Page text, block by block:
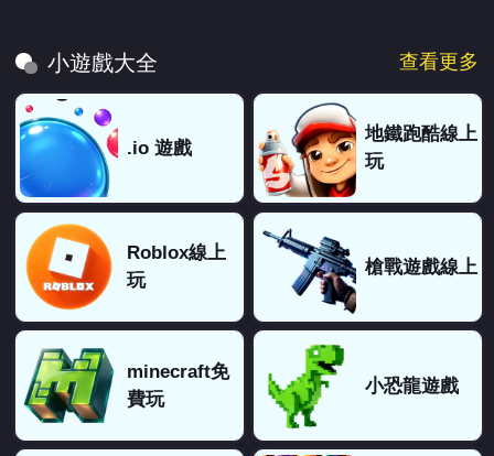
小遊戲大全 查看更多
.io 遊戲
地鐵跑酷線上
玩
Roblox線上
玩
槍戰遊戲線上
minecraft免
費玩
小恐龍遊戲